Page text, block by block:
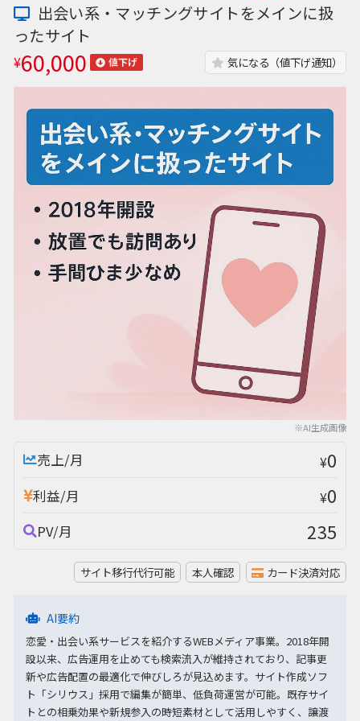
※AI生成画像
出会い系・マッチングサイトをメインに扱
ったサイト
¥60,000 値下げ 気になる（値下げ通知）
売上/月 ¥0
利益/月 ¥0
PV/月 235
サイト移行代行可能 本人確認 カード決済対応
AI要約
恋愛・出会い系サービスを紹介するWEBメディア事業。2018年開
設以来、広告運用を止めても検索流入が維持されており、記事更
新や広告配置の最適化で伸びしろが見込めます。サイト作成ソフ
ト「シリウス」採用で編集が簡単、低負荷運営が可能。既存サイ
トとの相乗効果や新規参入の時短素材として活用しやすく、譲渡